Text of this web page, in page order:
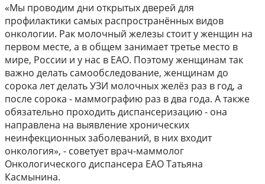
«Мы проводим дни открытых дверей для
профилактики самых распространённых видов
онкологии. Рак молочный железы стоит у женщин на
первом месте, а в общем занимает третье место в
мире, России и у нас в ЕАО. Поэтому женщинам так
важно делать самообследование, женщинам до
сорока лет делать УЗИ молочных желёз раз в год, а
после сорока - маммографию раз в два года. А также
обязательно проходить диспансеризацию - она
направлена на выявление хронических
неинфекционных заболеваний, в них входит
онкология», - советует врач-маммолог
Онкологического диспансера ЕАО Татьяна
Касмынина.